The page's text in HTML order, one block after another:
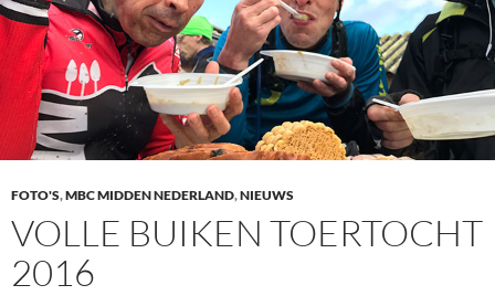
FOTO'S,MBC MIDDEN NEDERLAND,NIEUWS
VOLLE BUIKEN TOERTOCHT
2016